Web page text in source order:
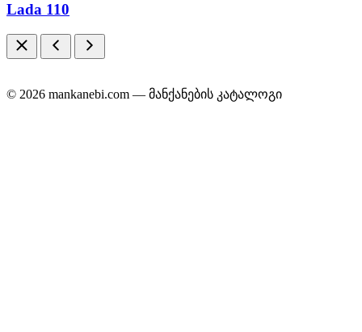
Lada 110
© 2026 mankanebi.com — მანქანების კატალოგი